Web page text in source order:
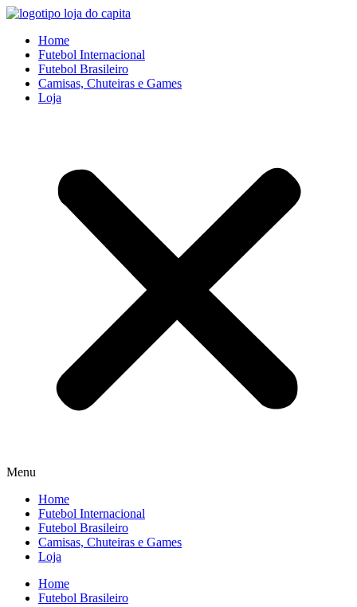
Ir
conteúdo
Home
Futebol Internacional
Futebol Brasileiro
Camisas, Chuteiras e Games
Loja
Menu
Home
Futebol Internacional
Futebol Brasileiro
Camisas, Chuteiras e Games
Loja
Home
Futebol Brasileiro